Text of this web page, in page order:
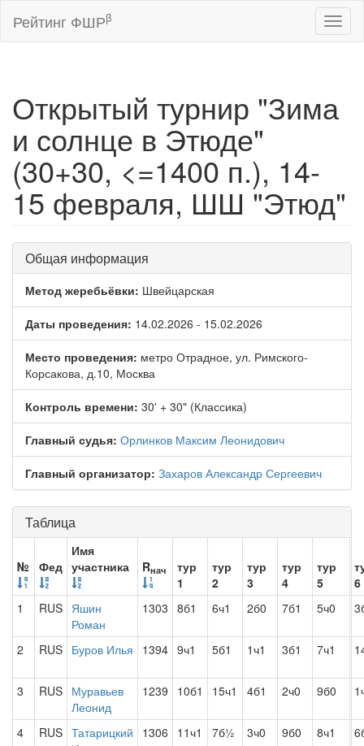
Рейтинг ФШРβ
Открытый турнир "Зима
и солнце в Этюде"
(30+30, <=1400 п.), 14-
15 февраля, ШШ "Этюд"
Общая информация
Метод жеребьёвки: Швейцарская
Даты проведения: 14.02.2026 - 15.02.2026
Место проведения: метро Отрадное, ул. Римского-
Корсакова, д.10, Москва
Контроль времени: 30' + 30" (Классика)
Главный судья: Орлинков Максим Леонидович
Главный организатор: Захаров Александр Сергеевич
Таблица
№ Фед
Имя
участника
Rнач
тур
1
тур
2
тур
3
тур
4
тур
5
6
1
RUS Яшин
Роман
1303 8б1 6ч1 2б0 7б1 5ч0
2 RUS Буров Илья 1394 9ч1 5б1 1ч1 3б1 7ч1
3 RUS Муравьев
Леонид
1239 10б1 15ч1 4б1 2ч0 9б0
4 RUS Татарицкий
1306 11ч1 7б½ 3ч0 9б0 8ч1